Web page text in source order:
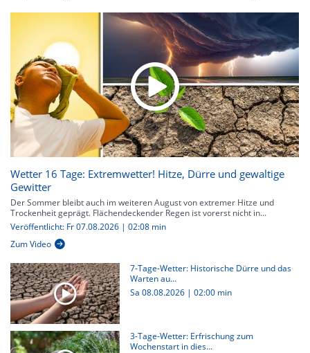
Wetter 16 Tage: Extremwetter! Hitze, Dürre und gewaltige
Gewitter
Der Sommer bleibt auch im weiteren August von extremer Hitze und
Trockenheit geprägt. Flächendeckender Regen ist vorerst nicht in...
Veröffentlicht: Fr 07.08.2026 | 02:08 min
Zum Video
7-Tage-Wetter: Historische Dürre und das
Warten au...
Sa 08.08.2026 | 02:00 min
3-Tage-Wetter: Erfrischung zum
Wochenstart in dies...